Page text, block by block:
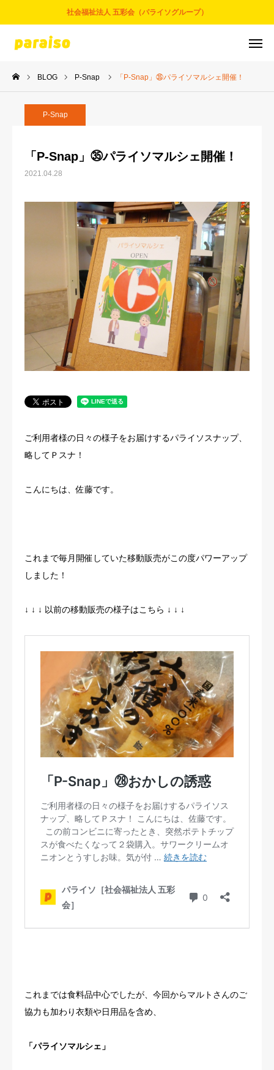
社会福祉法人 五彩会（パライソグループ）
BLOG P-Snap 「P-Snap」㉟パライソマルシェ開催！
P-Snap
「P-Snap」㉟パライソマルシェ開催！
2021.04.28
ご利用者様の日々の様子をお届けするパライソスナップ、
略してＰスナ！
こんにちは、佐藤です。
これまで毎月開催していた移動販売がこの度パワーアップ
しました！
↓ ↓ ↓ 以前の移動販売の様子はこちら ↓ ↓ ↓
これまでは食料品中心でしたが、今回からマルトさんのご
協力も加わり衣類や日用品を含め、
「パライソマルシェ」
お問合せ サービスについて
アクセス
事業とサービス
法人概要